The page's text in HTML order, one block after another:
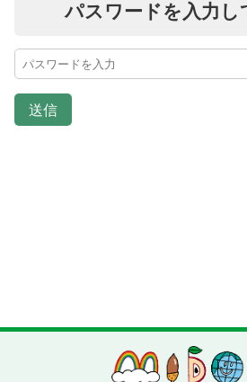
パスワードを入力し
送信